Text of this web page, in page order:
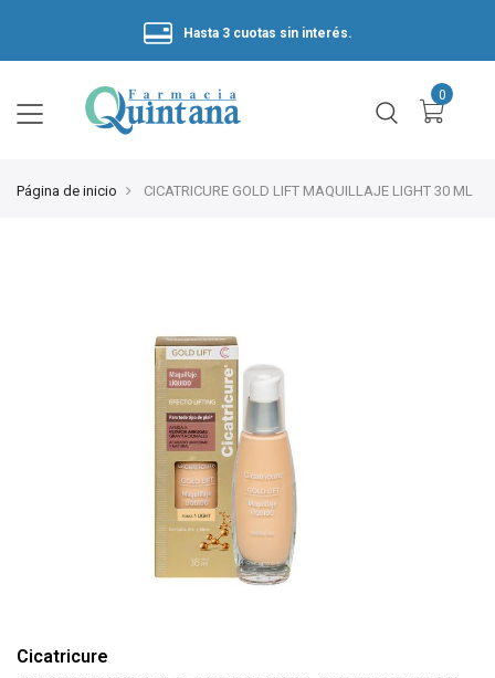
Hasta 3 cuotas sin interés.
Página de inicio CICATRICURE GOLD LIFT MAQUILLAJE LIGHT 30 ML
Cicatricure